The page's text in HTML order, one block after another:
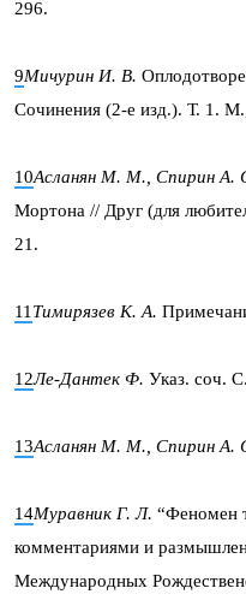
296.
9Мичурин И. В.
Сочинения (2-е изд.). Т. 1.
10Асланян М. М., Спирин А.
Мортона // Друг (для
21.
11 Тимирязев К. А.
12Ле-Дантек Ф. Указ. соч.
13Асланян М. М., Спирин А.
14Муравник Г. Л. “Феномен
комментариями и
Международных